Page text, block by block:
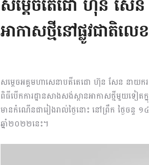
សម្តេចតេជោ ហ៊ុន សែន
អាកាសថ្មីនៅផ្លូវជាតិល
សម្ដេចអគ្គមហាសេនាបតីតេជោ ហ៊ុន សែន នាយករដ្
ពិធីបើកការដ្ឋានសាងសង់ស្ពានអាកាសថ្មីមួយទៀត
មានកំណើនជារៀងរាល់ថ្ងៃនោះ នៅព្រឹក ថ្ងៃចន្ទ
ឆ្នាំ២០២២នេះ។